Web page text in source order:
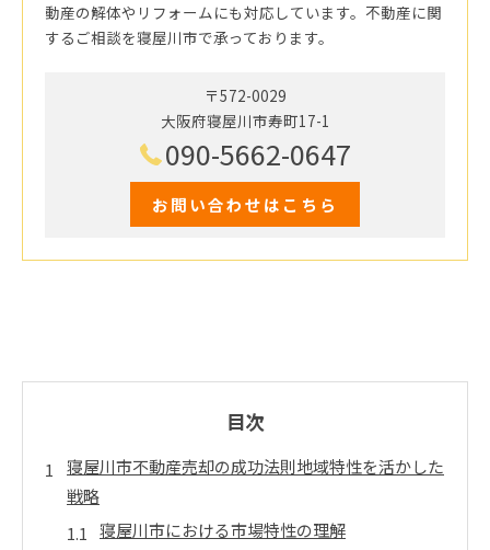
動産の解体やリフォームにも対応しています。不動産に関
するご相談を寝屋川市で承っております。
〒572-0029
大阪府寝屋川市寿町17-1
090-5662-0647
お問い合わせはこちら
目次
寝屋川市不動産売却の成功法則地域特性を活かした
戦略
寝屋川市における市場特性の理解